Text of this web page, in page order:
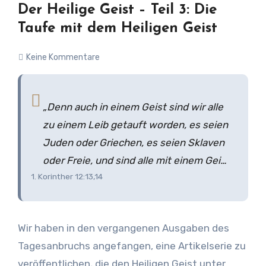
Erlöser annahmen und das Blut symbolisch für
die Türpfosten unseres Herzens anwendeten.
Das war der Beginn unserer Reise.
Der Heilige Geist – Teil 3: Die
Taufe mit dem Heiligen Geist
Keine Kommentare
„Denn auch in einem Geist sind wir alle
zu einem Leib getauft worden, es seien
Juden oder Griechen, es seien Sklaven
oder Freie, und sind alle mit einem Geist
getränkt worden. Denn auch der Leib ist
1. Korinther 12:13,14
Wir haben in den vergangenen Ausgaben des
Tagesanbruchs angefangen, eine Artikelserie zu
veröffentlichen, die den Heiligen Geist unter